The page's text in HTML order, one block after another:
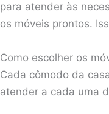
para atender às
os móveis prontos.
Como escolher os
Cada cômodo da
atender a cada uma